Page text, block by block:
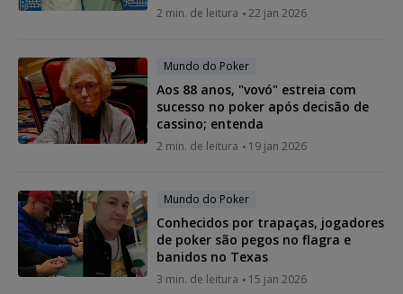
2 min. de leitura 22 jan 2026
Mundo do Poker
Aos 88 anos, "vovó" estreia com
sucesso no poker após decisão de
cassino; entenda
2 min. de leitura 19 jan 2026
Mundo do Poker
Conhecidos por trapaças, jogadores
de poker são pegos no flagra e
banidos no Texas
3 min. de leitura 15 jan 2026